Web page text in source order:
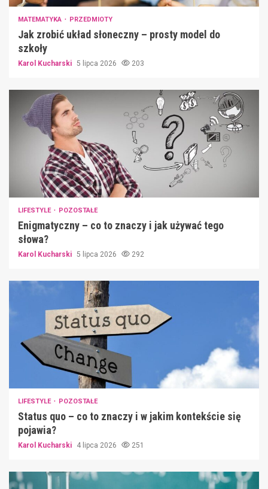
MATEMATYKA PRZEDMIOTY
Jak zrobić układ słoneczny – prosty model do
szkoły
Karol Kucharski 5 lipca 2026 203
LIFESTYLE POZOSTAŁE
Enigmatyczny – co to znaczy i jak używać tego
słowa?
Karol Kucharski 5 lipca 2026 292
LIFESTYLE POZOSTAŁE
Status quo – co to znaczy i w jakim kontekście się
pojawia?
Karol Kucharski 4 lipca 2026 251